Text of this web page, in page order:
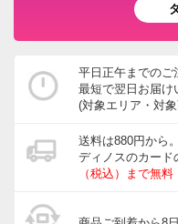
平日正午までのご
最短で翌日お届け
(対象エリア・対
送料は880円から。
ディノスのカード
（税込）まで無料